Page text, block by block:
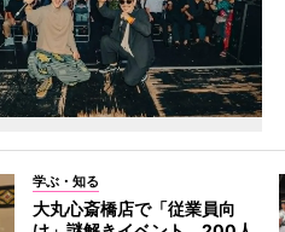
学ぶ・知る
大丸心斎橋店で「従業員向